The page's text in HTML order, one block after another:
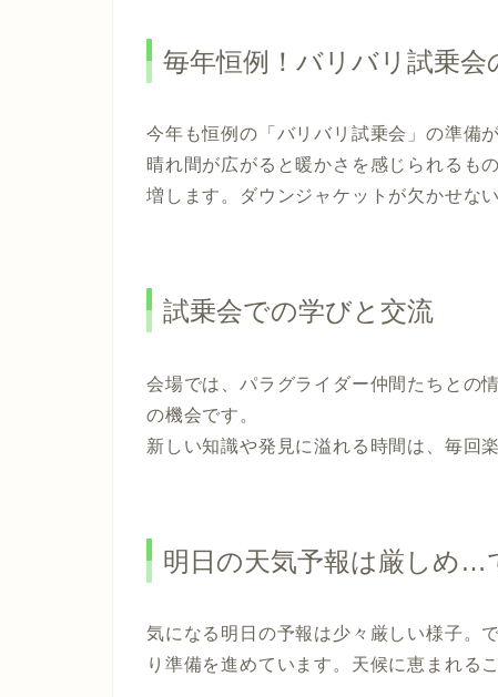
毎年恒例！バリバリ試乗会
今年も恒例の「バリバリ試乗会」の準備
晴れ間が広がると暖かさを感じられるも
増します。ダウンジャケットが欠かせな
試乗会での学びと交流
会場では、パラグライダー仲間たちとの
の機会です。
新しい知識や発見に溢れる時間は、毎回
明日の天気予報は厳しめ…
気になる明日の予報は少々厳しい様子。
り準備を進めています。天候に恵まれる